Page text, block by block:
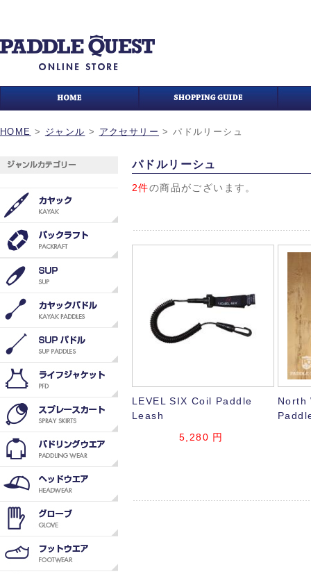
HOME > ジャンル > アクセサリー >パドルリーシュ
パドルリーシュ
2件の商品がございます。
LEVEL SIX Coil Paddle
Leash
5,280 円
North